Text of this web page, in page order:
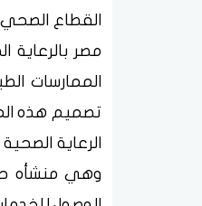
القطاع
مصر بالرعاية
الممارسات
تصميم هذه
الرعاية
وهي منشأه